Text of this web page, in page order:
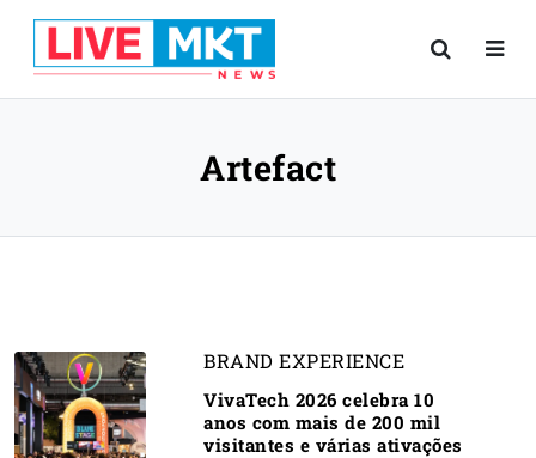
Artefact
BRAND EXPERIENCE
VivaTech 2026 celebra 10
anos com mais de 200 mil
visitantes e várias ativações